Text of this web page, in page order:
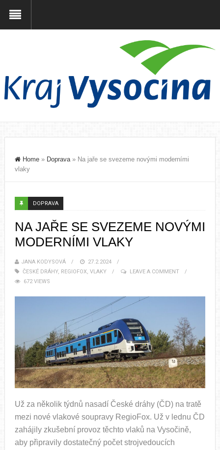
Home» Doprava» Na jaře se svezeme novými moderními
vlaky
DOPRAVA
NA JAŘE SE SVEZEME NOVÝMI
MODERNÍMI VLAKY
JANA KODYSOVÁ
27.2.2024
ČESKÉ DRÁHY, REGIOFOX, VLAKY
LEAVE A COMMENT
672 VIEWS
Už za několik týdnů nasadí České dráhy (ČD) na tratě
mezi nové vlakové soupravy RegioFox. Už v lednu ČD
zahájily zkušební provoz těchto vlaků na Vysočině,
aby připravily dostatečný počet strojvedoucích